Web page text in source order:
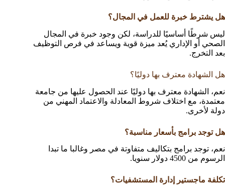
هل يشترط خبرة للعمل في المجال؟
ليس شرطًا أساسيًا للدراسة، لكن وجود خبرة في المجال
الصحي أو الإداري يُعد ميزة قوية ويساعد في فرص التوظيف
بعد التخرج.
هل الشهادة معترف بها دوليًا؟
نعم، الشهادة معترف بها دوليًا عند الحصول عليها من جامعة
معتمدة، مع اختلاف شروط المعادلة والاعتماد المهني من
دولة لأخرى.
هل توجد برامج بأسعار مناسبة؟
نعم، توجد برامج بتكاليف متفاوتة في مصر وغالبا ما تبدا
الرسوم من 4500 دولار سنويا.
تكلفة ماجستير إدارة المستشفيات؟